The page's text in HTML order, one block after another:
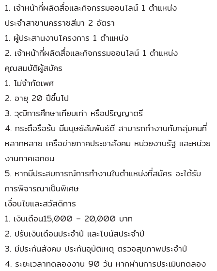
1. เจ้าหน้าที่ผลิตสื่อและกิจกรรมออนไลน์ 1 ตำแหน่ง
ประจำสาขานครราชสีมา 2 อัตรา
1. ผู้ประสานงานโครงการ 1 ตำแหน่ง
2. เจ้าหน้าที่ผลิตสื่อและกิจกรรมออนไลน์ 1 ตำแหน่ง
คุณสมบัติผู้สมัคร
1. ไม่จำกัดเพศ
2. อายุ 20 ปีขึ้นไป
3. วุฒิการศึกษาเทียบเท่า หรือปริญญาตรี
4. กระตือรือร้น มีมนุษย์สัมพันธ์ดี สามารถทำงานกับกลุ่มคนที่
หลากหลาย เครือข่ายภาคประชาสังคม หน่วยงานรัฐ และหน่วย
งานภาคเอกชน
5. หากมีประสบการณ์การทำงานในตำแหน่งที่สมัคร จะได้รับ
การพิจารณาเป็นพิเศษ
เงื่อนไขและสวัสดิการ
1. เงินเดือน15,000 – 20,000 บาท
2. ปรับเงินเดือนประจำปี และโบนัสประจำปี
3. มีประกันสังคม ประกันอุบัติเหตุ ตรวจสุขภาพประจำปี
4. ระยะเวลาทดลองงาน 90 วัน หากผ่านการประเมินทดลอง